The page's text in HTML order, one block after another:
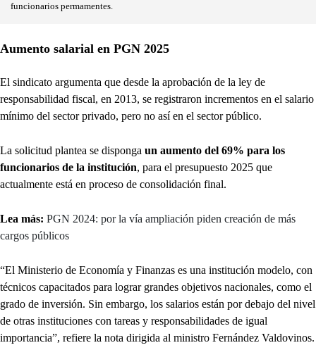
funcionarios permamentes.
Aumento salarial en PGN 2025
El sindicato argumenta que desde la aprobación de la ley de
responsabilidad fiscal, en 2013, se registraron incrementos en el salario
mínimo del sector privado, pero no así en el sector público.
La solicitud plantea se disponga un aumento del 69% para los
funcionarios de la institución, para el presupuesto 2025 que
actualmente está en proceso de consolidación final.
Lea más: PGN 2024: por la vía ampliación piden creación de más
cargos públicos
“El Ministerio de Economía y Finanzas es una institución modelo, con
técnicos capacitados para lograr grandes objetivos nacionales, como el
grado de inversión. Sin embargo, los salarios están por debajo del nivel
de otras instituciones con tareas y responsabilidades de igual
importancia”, refiere la nota dirigida al ministro Fernández Valdovinos.